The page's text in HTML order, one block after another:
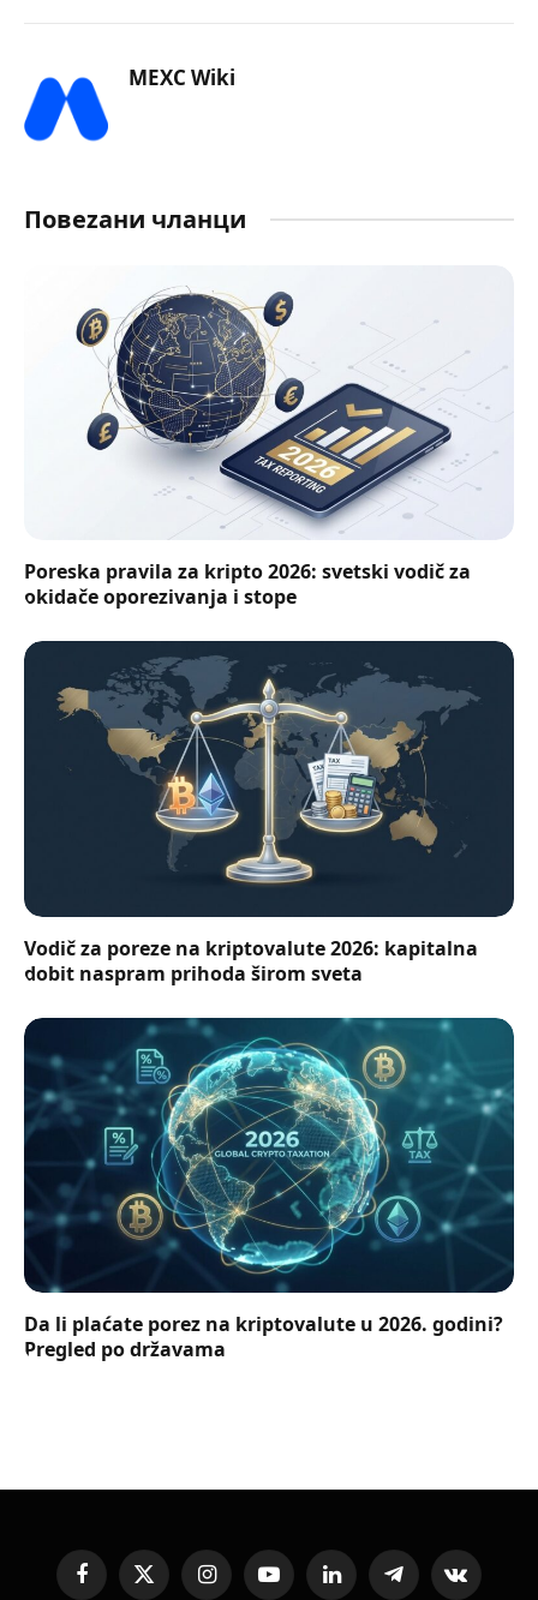
MEXC Wiki
Повеzани чланци
Poreska pravila za kripto 2026: svetski vodič za
okidače oporezivanja i stope
Vodič za poreze na kriptovalute 2026: kapitalna
dobit naspram prihoda širom sveta
Da li plaćate porez na kriptovalute u 2026. godini?
Pregled po državama
FacebookX
InstagramYouTubeLinkedInTelegramVKontakte